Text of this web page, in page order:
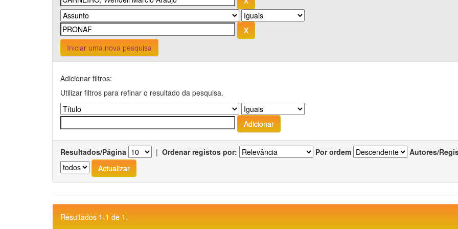
Iniciar uma nova pesquisa
Adicionar filtros:
Utilizar filtros para refinar o resultado da pesquisa.
Resultados/Página | Ordenar registos por: Por ordem Autores/
Resultados 1-1 de 1.